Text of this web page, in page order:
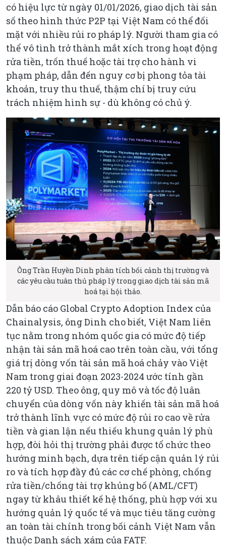
có hiệu lực từ ngày 01/01/2026, giao dịch tài sản
số theo hình thức P2P tại Việt Nam có thể đối
mặt với nhiều rủi ro pháp lý. Người tham gia có
thể vô tình trở thành mắt xích trong hoạt động
rửa tiền, trốn thuế hoặc tài trợ cho hành vi
phạm pháp, dẫn đến nguy cơ bị phong tỏa tài
khoản, truy thu thuế, thậm chí bị truy cứu
trách nhiệm hình sự - dù không có chủ ý.
Ông Trần Huyền Dinh phân tích bối cảnh thị trường và
các yêu cầu tuân thủ pháp lý trong giao dịch tài sản mã
hoá tại hội thảo.
Dẫn báo cáo Global Crypto Adoption Index của
Chainalysis, ông Dinh cho biết, Việt Nam liên
tục nằm trong nhóm quốc gia có mức độ tiếp
nhận tài sản mã hoá cao trên toàn cầu, với tổng
giá trị dòng vốn tài sản mã hoá chảy vào Việt
Nam trong giai đoạn 2023-2024 ước tính gần
220 tỷ USD. Theo ông, quy mô và tốc độ luân
chuyển của dòng vốn này khiến tài sản mã hoá
trở thành lĩnh vực có mức độ rủi ro cao về rửa
tiền và gian lận nếu thiếu khung quản lý phù
hợp, đòi hỏi thị trường phải được tổ chức theo
hướng minh bạch, dựa trên tiếp cận quản lý rủi
ro và tích hợp đầy đủ các cơ chế phòng, chống
rửa tiền/chống tài trợ khủng bố (AML/CFT)
ngay từ khâu thiết kế hệ thống, phù hợp với xu
hướng quản lý quốc tế và mục tiêu tăng cường
an toàn tài chính trong bối cảnh Việt Nam vẫn
thuộc Danh sách xám của FATF.